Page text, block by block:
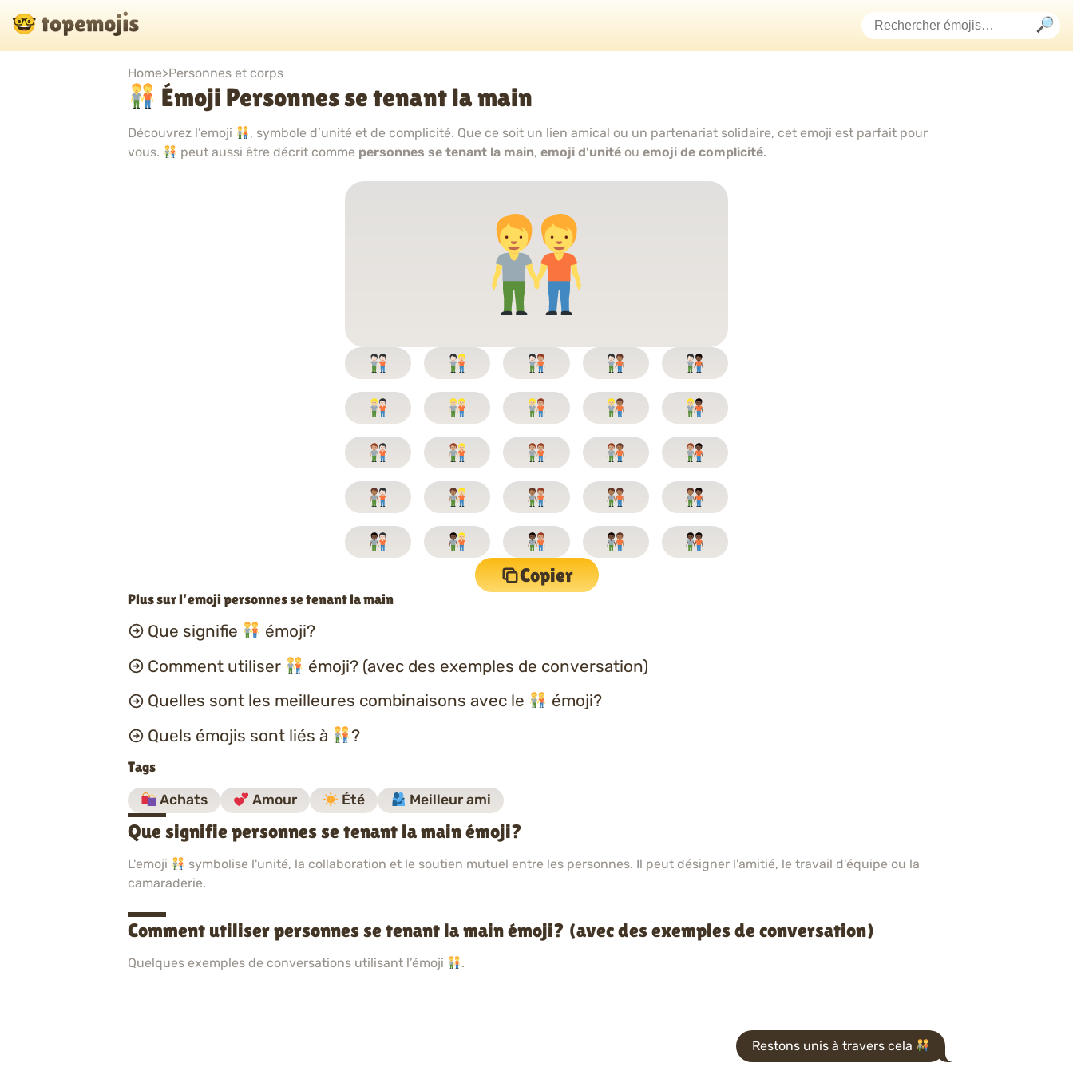
Home>Personnes et corps
Émoji Personnes se tenant la main
Découvrez l’emoji
, symbole d’unité et de complicité. Que ce soit un lien amical ou un partenariat solidaire, cet emoji est parfait pour
vous.
peut aussi être décrit comme personnes se tenant la main,emoji d'unité ouemoji de complicité.
Copier
Plus sur l’emoji personnes se tenant la main
Que signifie
émoji?
Comment utiliser
émoji? (avec des exemples de conversation)
Quelles sont les meilleures combinaisons avec le
émoji?
Quels émojis sont liés à
?
Tags
Achats Amour Été Meilleur ami
Que signifie personnes se tenant la main émoji?
L'emoji
symbolise l'unité, la collaboration et le soutien mutuel entre les personnes. Il peut désigner l'amitié, le travail d'équipe ou la
camaraderie.
Comment utiliser personnes se tenant la main émoji? (avec des exemples de conversation)
Quelques exemples de conversations utilisant l’émoji .
Restons unis à travers cela